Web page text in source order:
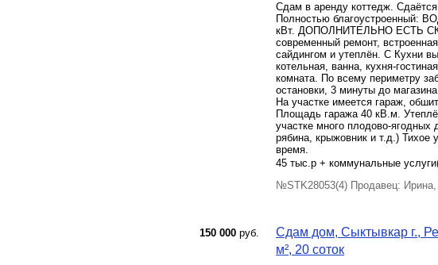
Сдам в аренду коттедж.
Полностью
кВт. ДОПОЛНИТЕЛЬНО ЕСТЬ
современный ремонт,
сайдингом и утеплён. С Кухни
котельная, ванна, кухня-
комната. По всему периметру
остановки, 3 минуты до
На участке имеется гараж,
Площадь гаража 40 кВ.м.
участке много плодово-
рябина, крыжовник и т.д.) Тихое
время.
45 тыс.р + коммунальные
№STK28053(4) Продавец: Ирина,
150 000 руб.
Сдам дом, Сыктывкар г.,
м², 20 соток